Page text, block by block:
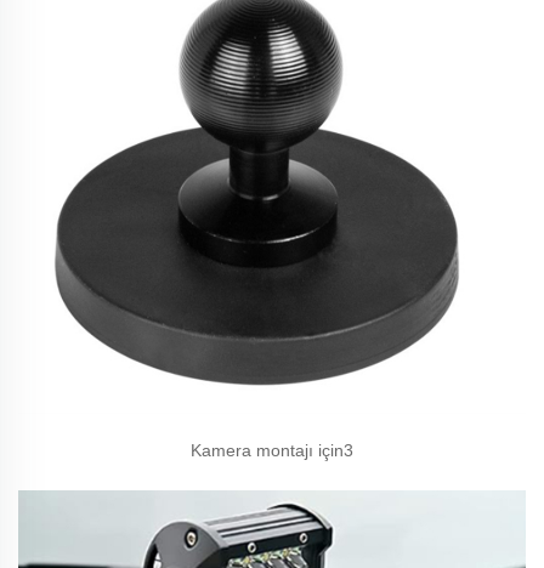
Kamera montajı için3